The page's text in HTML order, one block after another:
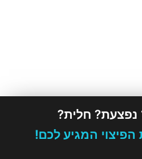
חלית?
המגיע לכם!